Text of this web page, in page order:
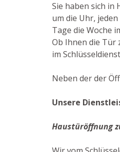
Sie haben sich
um die Uhr,
Tage die Woche
Ob Ihnen die Tür
im
Neben der der
Unsere
Haustüröffnung